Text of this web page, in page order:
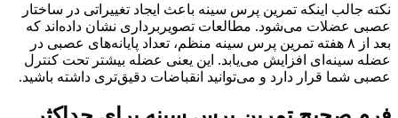
نکته جالب اینکه تمرین پرس سینه باعث ایجاد تغییراتی در ساختار
عصبی عضلات می‌شود. مطالعات تصویربرداری نشان داده‌اند که
بعد از ۸ هفته تمرین پرس سینه منظم، تعداد پایانه‌های عصبی در
عضله سینه‌ای افزایش می‌یابد. این یعنی عضله بیشتر تحت کنترل
عصبی شما قرار دارد و می‌توانید انقباضات دقیق‌تری داشته باشید.